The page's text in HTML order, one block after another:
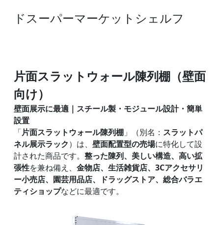
ドスーパーマーケットシェルフ
片面スラットウォール陳列棚（壁面
向け）
壁面展示に最適｜スチール製・モジュール設計・簡単
設置
「片面スラットウォール陳列棚 」（別名： スラットパ
ネル展示ラック）は、 壁面配置型の売場に特化して設
計された商品です。 整った陳列、美しい構造、高い拡
張性を兼ね備え、 金物店、生活雑貨店、3Cアクセサリ
ー小売店、園芸用品店、ドラッグストア、総合バラエ
ティショップなどに最適です。